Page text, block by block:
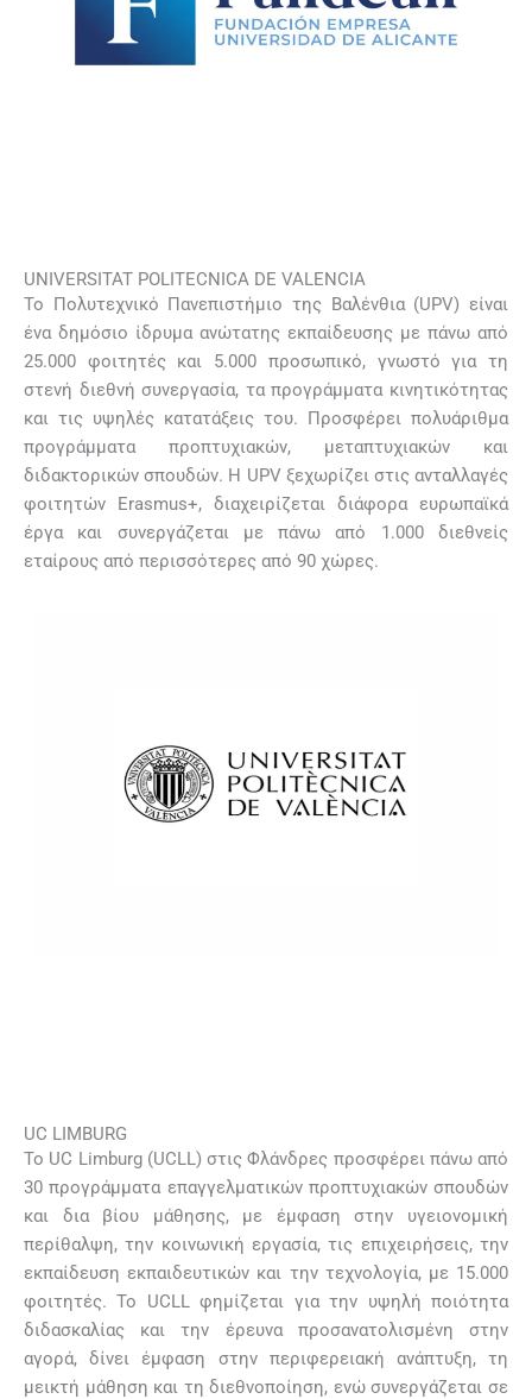
UNIVERSITAT POLITECNICA DE VALENCIA
Το Πολυτεχνικό Πανεπιστήμιο της Βαλένθια (UPV) είναι
ένα δημόσιο ίδρυμα ανώτατης εκπαίδευσης με πάνω από
25.000 φοιτητές και 5.000 προσωπικό, γνωστό για τη
στενή διεθνή συνεργασία, τα προγράμματα κινητικότητας
και τις υψηλές κατατάξεις του. Προσφέρει πολυάριθμα
προγράμματα προπτυχιακών, μεταπτυχιακών και
διδακτορικών σπουδών. Η UPV ξεχωρίζει στις ανταλλαγές
φοιτητών Erasmus+, διαχειρίζεται διάφορα ευρωπαϊκά
έργα και συνεργάζεται με πάνω από 1.000 διεθνείς
εταίρους από περισσότερες από 90 χώρες.
UC LIMBURG
Το UC Limburg (UCLL) στις Φλάνδρες προσφέρει πάνω από
30 προγράμματα επαγγελματικών προπτυχιακών σπουδών
και δια βίου μάθησης, με έμφαση στην υγειονομική
περίθαλψη, την κοινωνική εργασία, τις επιχειρήσεις, την
εκπαίδευση εκπαιδευτικών και την τεχνολογία, με 15.000
φοιτητές. Το UCLL φημίζεται για την υψηλή ποιότητα
διδασκαλίας και την έρευνα προσανατολισμένη στην
αγορά, δίνει έμφαση στην περιφερειακή ανάπτυξη, τη
μεικτή μάθηση και τη διεθνοποίηση, ενώ συνεργάζεται σε